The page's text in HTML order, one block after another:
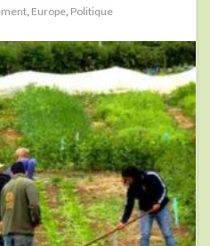
Europe Politique